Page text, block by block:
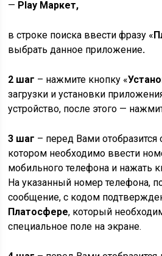
— Play Маркет,
в строке поиска ввести фразу «
выбрать данное приложение.
2 шаг – нажмите кнопку «
загрузки и установки
устройство, после этого —
3 шаг – перед Вами отобразится
котором необходимо ввести
мобильного телефона и нажать
На указанный номер телефона,
сообщение, с кодом
Платосфере, который
специальное поле на экране.